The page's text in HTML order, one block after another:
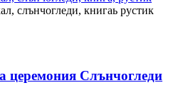
церемония Слънчогледи